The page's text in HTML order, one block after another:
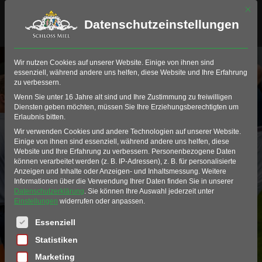
GOLFSCHULE
SCHLOSS MIEL
Mit
Datenschutzeinstellungen
Wir nutzen Cookies auf unserer Website. Einige von ihnen sind
essenziell, während andere uns helfen, diese Website und Ihre Erfahrung
zu verbessern.
Wenn Sie unter 16 Jahre alt sind und Ihre Zustimmung zu freiwilligen
Diensten geben möchten, müssen Sie Ihre Erziehungsberechtigten um
Erlaubnis bitten.
Wir verwenden Cookies und andere Technologien auf unserer Website.
Einige von ihnen sind essenziell, während andere uns helfen, diese
Website und Ihre Erfahrung zu verbessern. Personenbezogene Daten
können verarbeitet werden (z. B. IP-Adressen), z. B. für personalisierte
Anzeigen und Inhalte oder Anzeigen- und Inhaltsmessung. Weitere
Informationen über die Verwendung Ihrer Daten finden Sie in unserer
Datenschutzerklärung. Sie können Ihre Auswahl jederzeit unter
Einstellungen widerrufen oder anpassen.
Es folgt eine Liste der Service-Gruppen, für die eine
Essenziell
Statistiken
Marketing